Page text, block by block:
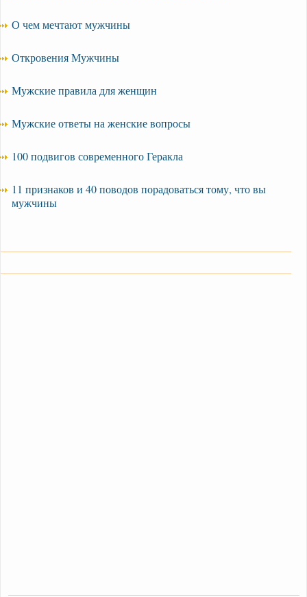
О чем мечтают мужчины
Откровения Мужчины
Мужские правила для женщин
Мужские ответы на женские вопросы
100 подвигов современного Геракла
11 признаков и 40 поводов порадоваться тому, что вы
мужчины